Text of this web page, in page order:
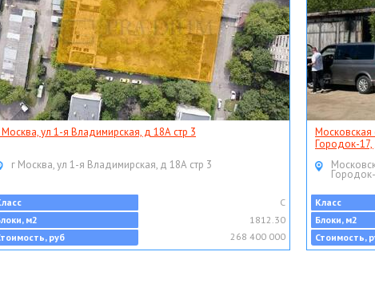
Москва, ул 1-я Владимирская, д 18А стр 3
г Москва, ул 1-я Владимирская, д 18А стр 3
C
м2
1812.30
руб
268 400 000
Московская
Городок-17,
Класс
Блоки, м2
Стоимость,